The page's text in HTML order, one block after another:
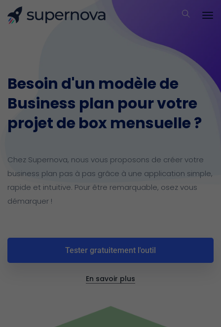
Besoin d'un modèle de
Business plan pour votre
projet de box mensuelle ?
Chez Supernova, nous vous proposons de créer votre
business plan pas à pas grâce à une application simple,
rapide et intuitive. Pour être remarquable, osez vous
démarquer !
Tester gratuitement l'outil
En savoir plus